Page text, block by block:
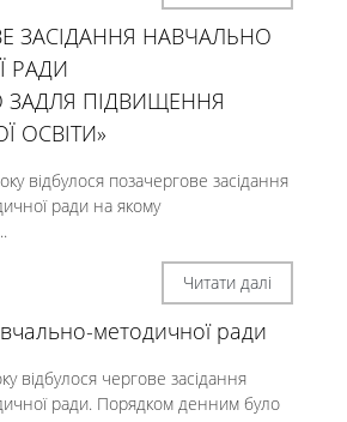
ЗАСІДАННЯ НАВЧАЛЬНО
РАДИ
ПІДВИЩЕННЯ
ОСВІТИ»
відбулося позачергове засідання
ради на якому
Читати далі
методичної ради
відбулося чергове засідання
ради. Порядком денним було